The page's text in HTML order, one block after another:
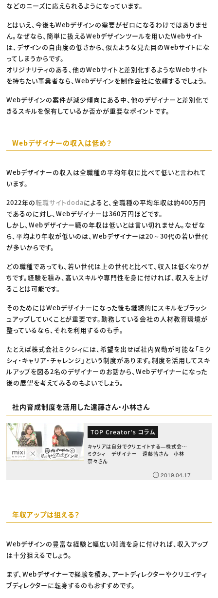
などのニーズに応えられるようになっています。
とはいえ、今後もWebデザインの需要がゼロになるわけではありませ
ん。なぜなら、簡単に扱えるWebデザインツールを用いたWebサイト
は、デザインの自由度の低さから、似たような見た目のWebサイトにな
ってしまうからです。
オリジナリティのある、他のWebサイトと差別化するようなWebサイト
を持ちたい事業者なら、Webデザインを制作会社に依頼するでしょう。
Webデザインの案件が減少傾向にある中、他のデザイナーと差別化で
きるスキルを保有しているか否かが重要なポイントです。
Webデザイナーの収入は低め？
Webデザイナーの収入は全職種の平均年収に比べて低いと言われて
います。
2022年の転職サイトdodaによると、全職種の平均年収は約400万円
であるのに対し、Webデザイナーは360万円ほどです。
しかし、Webデザイナー職の年収は低いとは言い切れません。なぜな
ら、平均より年収が低いのは、Webデザイナーは20～30代の若い世代
が多いからです。
どの職種であっても、若い世代は上の世代と比べて、収入は低くなりが
ちです。経験を積み、高いスキルや専門性を身に付ければ、収入を上げ
ることは可能です。
そのためにはWebデザイナーになった後も継続的にスキルをブラッシ
ュアップしていくことが重要です。勤務している会社の人材教育環境が
整っているなら、それを利用するのも手。
たとえば株式会社ミクシィには、希望を出せば社内異動が可能な「ミク
シィ・キャリア・チャレンジ」という制度があります。制度を活用してスキ
ルアップを図る2名のデザイナーのお話から、Webデザイナーになった
後の展望を考えてみるのもよいでしょう。
社内育成制度を活用した遠藤さん・小林さん
TOP Creator's コラム
キャリアは自分でクリエイトする―株式会社
ミクシィ デザイナー 遠藤茜さん 小林
奈々さん
2019.04.17
年収アップは狙える？
Webデザインの豊富な経験と幅広い知識を身に付ければ、収入アップ
は十分狙えるでしょう。
まず、Webデザイナーで経験を積み、アートディレクターやクリエイティ
ブディレクターに転身するのもおすすめです。